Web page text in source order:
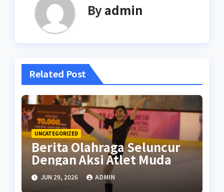
Byadmin
Related Post
UNCATEGORIZED
Berita Olahraga Seluncur
Dengan Aksi Atlet Muda
JUN 29, 2026 ADMIN